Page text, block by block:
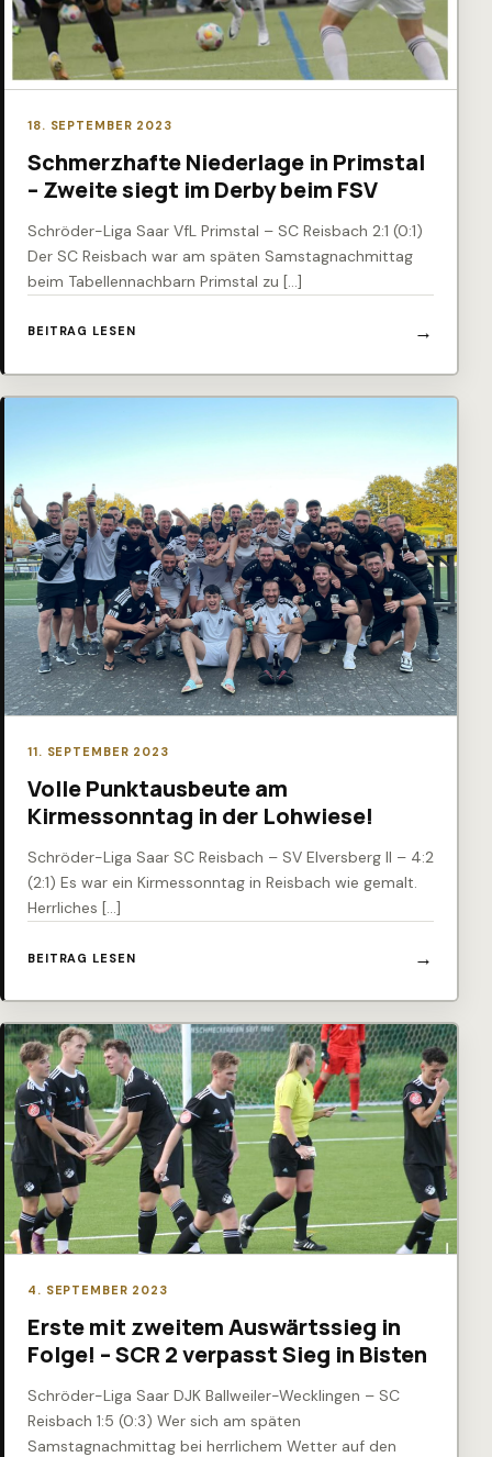
18. SEPTEMBER 2023
Schmerzhafte Niederlage in Primstal
– Zweite siegt im Derby beim FSV
Schröder-Liga Saar VfL Primstal – SC Reisbach 2:1 (0:1)
Der SC Reisbach war am späten Samstagnachmittag
beim Tabellennachbarn Primstal zu […]
BEITRAG LESEN
11. SEPTEMBER 2023
Volle Punktausbeute am
Kirmessonntag in der Lohwiese!
Schröder-Liga Saar SC Reisbach – SV Elversberg II – 4:2
(2:1) Es war ein Kirmessonntag in Reisbach wie gemalt.
Herrliches […]
BEITRAG LESEN
4. SEPTEMBER 2023
Erste mit zweitem Auswärtssieg in
Folge! – SCR 2 verpasst Sieg in Bisten
Schröder-Liga Saar DJK Ballweiler-Wecklingen – SC
Reisbach 1:5 (0:3) Wer sich am späten
Samstagnachmittag bei herrlichem Wetter auf den